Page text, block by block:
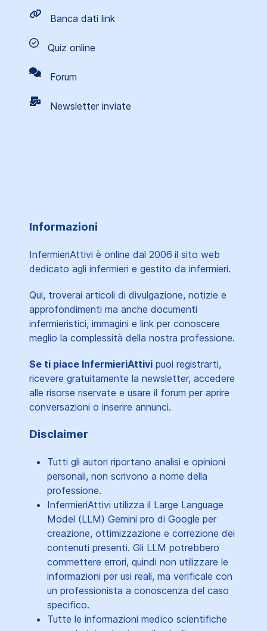
Banca dati link
Quiz online
Forum
Newsletter inviate
Informazioni
InfermieriAttivi è online dal 2006 il sito web
dedicato agli infermieri e gestito da infermieri.
Qui, troverai articoli di divulgazione, notizie e
approfondimenti ma anche documenti
infermieristici, immagini e link per conoscere
meglio la complessità della nostra professione.
Se ti piace InfermieriAttivi puoi registrarti,
ricevere gratuitamente la newsletter, accedere
alle risorse riservate e usare il forum per aprire
conversazioni o inserire annunci.
Disclaimer
Tutti gli autori riportano analisi e opinioni
personali, non scrivono a nome della
professione.
InfermieriAttivi utilizza il Large Language
Model (LLM) Gemini pro di Google per
creazione, ottimizzazione e correzione dei
contenuti presenti. Gli LLM potrebbero
commettere errori, quindi non utilizzare le
informazioni per usi reali, ma verificale con
un professionista a conoscenza del caso
specifico.
Tutte le informazioni medico scientifiche